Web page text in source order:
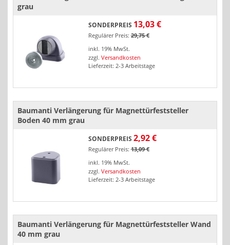
grau
SONDERPREIS 13,03 €
Regulärer Preis: 29,75 €
inkl. 19% MwSt.
zzgl. Versandkosten
Lieferzeit: 2-3 Arbeitstage
Baumanti Verlängerung für Magnettürfeststeller
Boden 40 mm grau
SONDERPREIS 2,92 €
Regulärer Preis: 13,09 €
inkl. 19% MwSt.
zzgl. Versandkosten
Lieferzeit: 2-3 Arbeitstage
Baumanti Verlängerung für Magnettürfeststeller Wand
40 mm grau